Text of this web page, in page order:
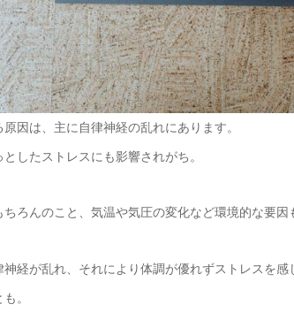
因は、主に自律神経の乱れにあります。
したストレスにも影響されがち。
ろんのこと、気温や気圧の変化など環境的な要因
経が乱れ、それにより体調が優れずストレスを
。